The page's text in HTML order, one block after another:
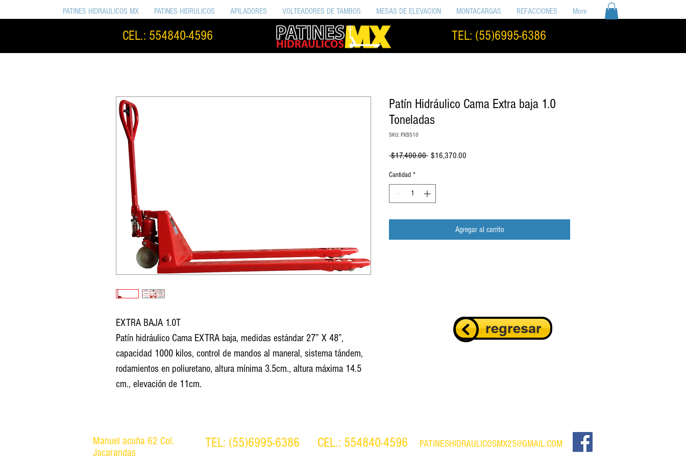
PATINES HIDRAULICOS MX PATINES HIDRULICOS APILADORES VOLTEADORES DE TAMBOS MESAS DE ELEVACION MONTACARGAS REFACCIONES More
EXTRA BAJA 1.0T
Patín hidráulico Cama EXTRA baja, medidas estándar 27” X 48”,
capacidad 1000 kilos, control de mandos al maneral, sistema tándem,
rodamientos en poliuretano, altura mínima 3.5cm., altura máxima 14.5
cm., elevación de 11cm.
Patín Hidráulico Cama Extra baja 1.0
Toneladas
SKU: PXBS10
$17,400.00 Precio
$16,370.00
Cantidad *
Agregar al carrito
regresar
CEL.: 554840-4596 TEL: (55)6995-6386
Manuel acuña 62 Col.
Jacarandas
TEL: (55)6995-6386 CEL.: 554840-4596 PATINESHIDRAULICOSMX25@GMAIL.COM